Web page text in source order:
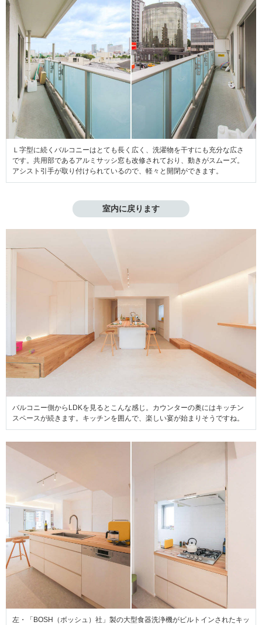
Ｌ字型に続くバルコニーはとても長く広く、洗濯物を干すにも充分な広さ
です。共用部であるアルミサッシ窓も改修されており、動きがスムーズ。
アシスト引手が取り付けられているので、軽々と開閉ができます。
室内に戻ります
バルコニー側からLDKを見るとこんな感じ。カウンターの奥にはキッチン
スペースが続きます。キッチンを囲んで、楽しい宴が始まりそうですね。
左・「BOSH（ボッシュ）社」製の大型食器洗浄機がビルトインされたキッ